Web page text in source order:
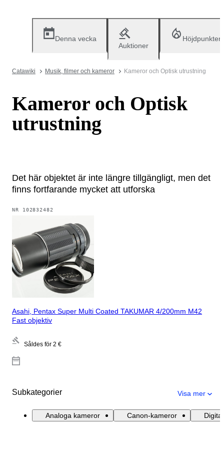
Denna vecka
Auktioner
Höjdpunkter
Catawiki Musik, filmer och kameror Kameror och Optisk utrustning
Kameror och Optisk
utrustning
Det här objektet är inte längre tillgängligt, men det
finns fortfarande mycket att utforska
NR 102832482
Asahi, Pentax Super Multi Coated TAKUMAR 4/200mm M42
Fast objektiv
Såldes för 2 €
Subkategorier Visa mer
Analoga kameror Canon-kameror